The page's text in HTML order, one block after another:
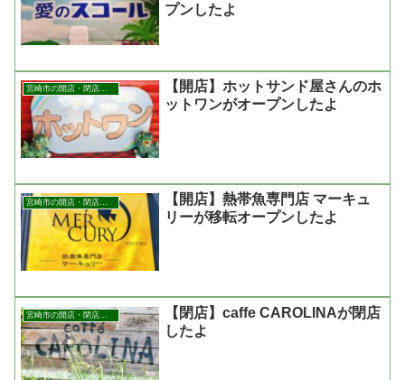
プンしたよ
宮崎市の開店・閉店まとめ
【開店】ホットサンド屋さんのホ
ットワンがオープンしたよ
【開店】熱帯魚専門店 マーキュ
リーが移転オープンしたよ
【閉店】caffe CAROLINAが閉店
したよ